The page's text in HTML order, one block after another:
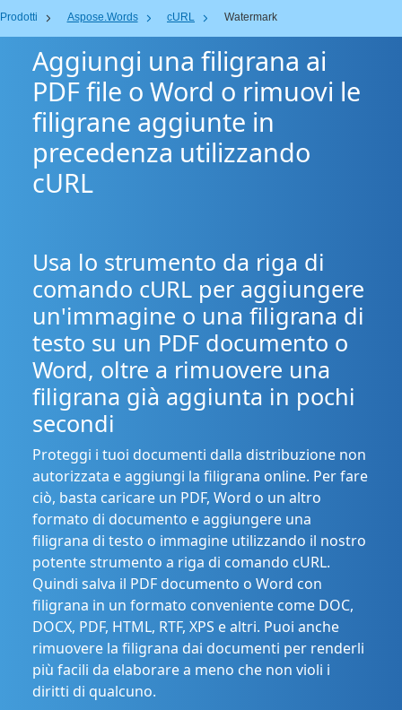
Prodotti Aspose.Words cURL Watermark
Aggiungi una filigrana ai
PDF file o Word o rimuovi le
filigrane aggiunte in
precedenza utilizzando
cURL
Usa lo strumento da riga di
comando cURL per aggiungere
un'immagine o una filigrana di
testo su un PDF documento o
Word, oltre a rimuovere una
filigrana già aggiunta in pochi
secondi
Proteggi i tuoi documenti dalla distribuzione non
autorizzata e aggiungi la filigrana online. Per fare
ciò, basta caricare un PDF, Word o un altro
formato di documento e aggiungere una
filigrana di testo o immagine utilizzando il nostro
potente strumento a riga di comando cURL.
Quindi salva il PDF documento o Word con
filigrana in un formato conveniente come DOC,
DOCX, PDF, HTML, RTF, XPS e altri. Puoi anche
rimuovere la filigrana dai documenti per renderli
più facili da elaborare a meno che non violi i
diritti di qualcuno.